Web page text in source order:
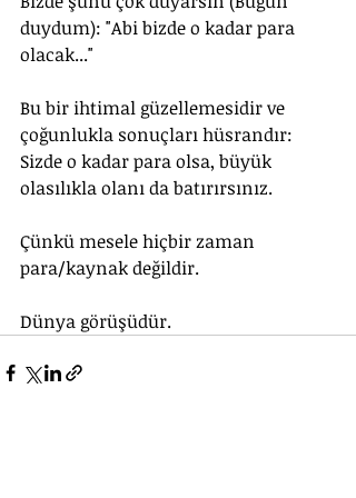
duydum): "Abi bizde o kadar para
olacak..."
Bu bir ihtimal güzellemesidir ve
çoğunlukla sonuçları hüsrandır:
Sizde o kadar para olsa, büyük
olasılıkla olanı da batırırsınız.
Çünkü mesele hiçbir zaman
para/kaynak değildir.
Dünya görüşüdür.